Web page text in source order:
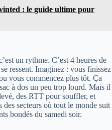
: le guide ultime pour
un rythme. C’est 4 heures de
ressent. Imaginez : vous finissez
vous commencez plus tôt. Ça
à dos un peu trop lourd. Mais il
des RTT pour souffler, et
secteurs où tout le monde suit
bondés du samedi soir.